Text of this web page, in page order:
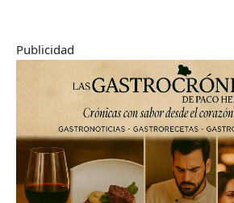
Publicidad